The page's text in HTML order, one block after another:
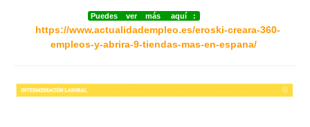
Puedes ver más aquí :
https://www.actualidadempleo.es/eroski-creara-360-
empleos-y-abrira-9-tiendas-mas-en-espana/